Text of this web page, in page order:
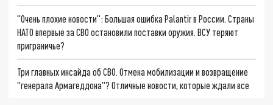
"Очень плохие новости": Большая ошибка Palantir в России. Страны
НАТО впервые за СВО остановили поставки оружия. ВСУ теряют
приграничье?
Три главных инсайда об СВО. Отмена мобилизации и возвращение
"генерала Армагеддона"? Отличные новости, которые ждали все